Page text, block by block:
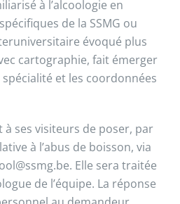
à l’alcoologie en
de la SSMG ou
évoqué plus
cartographie, fait émerger
et les coordonnées
à ses visiteurs de poser, par
à l’abus de boisson, via
Elle sera traitée
de l’équipe. La réponse